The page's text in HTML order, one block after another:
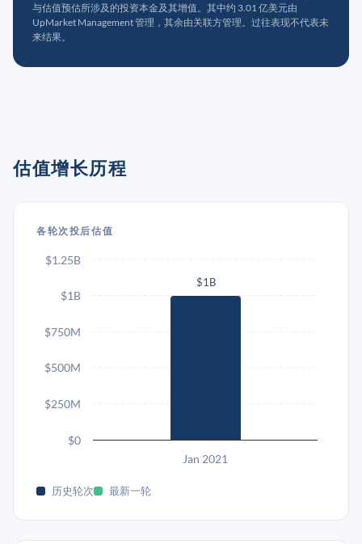
与估值预估所涉及的投资本金及其增值。其中约 3.01 亿美元由
UpMarket Management 管理，其余由关联方管理。过往表现不代表未
来结果。
估值增长历程
各轮次投后估值
$1B
Jan 2021
$0
$250M
$500M
$750M
$1B
$1.25B
历史轮次 最新一轮